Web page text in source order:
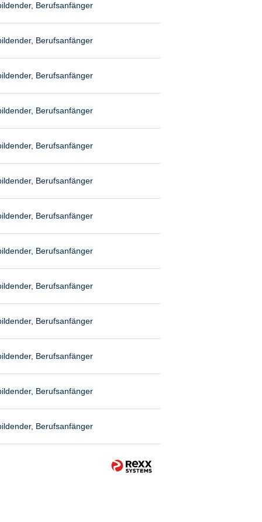
Berufsanfänger
Berufsanfänger
Berufsanfänger
Berufsanfänger
Berufsanfänger
Berufsanfänger
Berufsanfänger
Berufsanfänger
Berufsanfänger
Berufsanfänger
Berufsanfänger
Berufsanfänger
Berufsanfänger